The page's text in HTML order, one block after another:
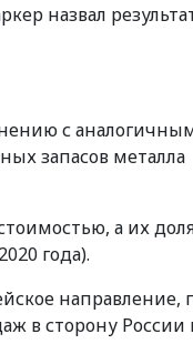
назвал
с
запасов металла
а их
года).
направление,
в сторону России